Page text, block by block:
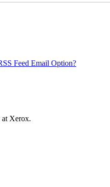
Feed Email Option?
at Xerox.